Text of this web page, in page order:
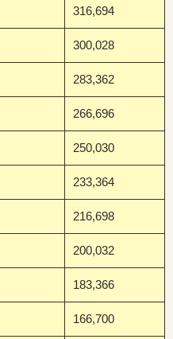
316,694
300,028
283,362
266,696
250,030
233,364
216,698
200,032
183,366
166,700